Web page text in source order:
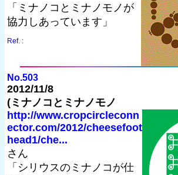
「ミナノコとミナノモノが
協力しあっています」
Ref. :
No.503
2012/11/8
(ミナノコとミナノモノ
http://www.cropcircleconn
ector.com/2012/cheesefoot
head1/che...
さん
「シリウスのミナノコが仕